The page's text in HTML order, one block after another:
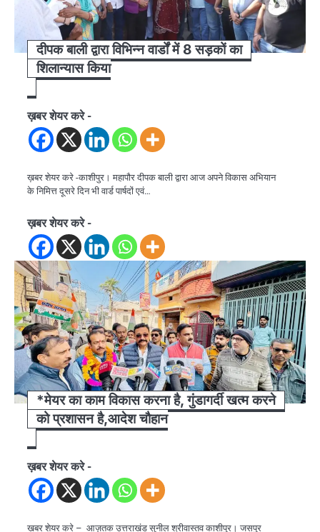
दीपक बाली द्वारा विभिन्न वार्डों में 8 सड़कों का
शिलान्यास किया
ख़बर शेयर करे -
ख़बर शेयर करे -काशीपुर। महापौर दीपक बाली द्वारा आज अपने विकास अभियान
के निमित्त दूसरे दिन भी वार्ड पार्षदों एवं…
ख़बर शेयर करे -
*मेयर का काम विकास करना है, गुंडागर्दी खत्म करने
को प्रशासन है,आदेश चौहान
ख़बर शेयर करे -
ख़बर शेयर करे – आज़तक उत्तराखंड सुनील श्रीवास्तव काशीपुर। जसपुर